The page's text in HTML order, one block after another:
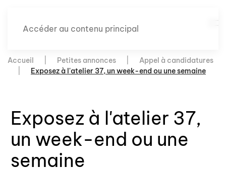
Accéder au contenu principal
Accueil Petites annonces
Appel à candidatures
Exposez à l'atelier 37, un week-end ou une semaine
Exposez à l'atelier 37,
un week-end ou une
semaine